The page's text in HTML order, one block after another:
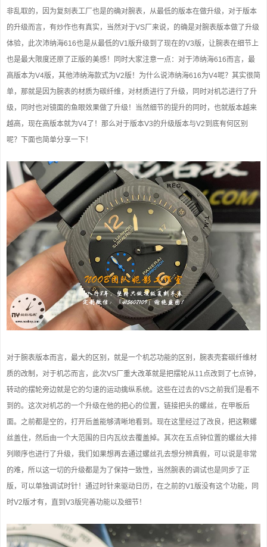
非乱取的，因为复刻表工厂也是的确对腕表，从最低的版本在做升级，对于版本
的升级而言，有炒作也有真实，当然对于VS厂来说，的确是对腕表版本做了升级
体验，此次沛纳海616也是从最低的V1版升级到了现在的V3版，让腕表在细节上
也是最大限度还原了正版的美感！同时大家注意一点：对于沛纳海616而言，最
高版本为V4版，其他沛纳海款式为V2版！为什么说沛纳海616为V4呢？其实很简
单，那就是因为腕表的材质为碳纤维，对材质进行了升级，同时对机芯进行了升
级，同时也对镜面的鱼眼效果做了升级！当然细节的提升的同时，也就版本越来
越高，现在高版本就为V4了！那么对于版本V3的升级版本与V2到底有何区别
呢？下面也简单分享一下！
对于腕表版本而言，最大的区别，就是一个机芯功能的区别，腕表壳套碳纤维材
质的改制，对于机芯而言，此次VS厂重大改革就是把摆轮从11点改到了七点钟，
转动的摆轮旁边就是它的匀速的运动擒纵系统。这些在过去的VS之前我们是看不
到的。这次对机芯的一个升级在他的把心的位置，链接把头的螺丝，在甲板后
面。之前都是空的，打开后盖能够清晰地看到。现在这里经过了改良，把这颗螺
丝盖住，然后由一个大范围的日内瓦纹去覆盖掉。其次在五点钟位置的螺丝大排
列顺序也进行了升级，我们如果想再去通过螺丝孔去想分辨真假，可以说是非常
的难，所以这一切的升级都是为了保持一致性，当然腕表的调试也是同步了正
版，可以单独调试时针！通过时针来驱动日历，在之前的V1版没有这个功能，同
时V2版才有，直到V3版完善功能以及细节！